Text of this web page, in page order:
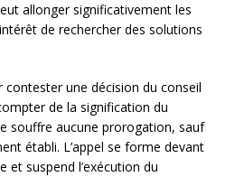
allonger significativement les
de rechercher des solutions
contester une décision du conseil
de la signification du
souffre aucune prorogation, sauf
établi. L’appel se forme devant
et suspend l’exécution du